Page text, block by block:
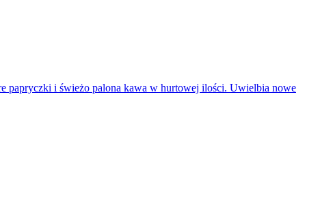
papryczki i świeżo palona kawa w hurtowej ilości. Uwielbia nowe